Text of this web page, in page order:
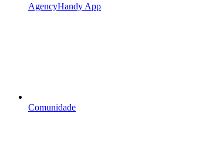
AgencyHandy App
Comunidade